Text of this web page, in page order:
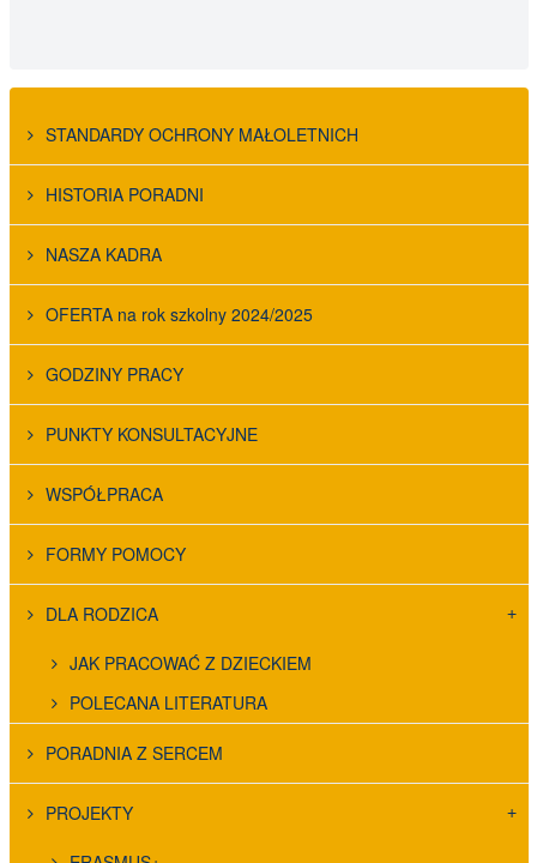
STANDARDY OCHRONY MAŁOLETNICH
HISTORIA PORADNI
NASZA KADRA
OFERTA na rok szkolny 2024/2025
GODZINY PRACY
PUNKTY KONSULTACYJNE
WSPÓŁPRACA
FORMY POMOCY
DLA RODZICA
JAK PRACOWAĆ Z DZIECKIEM
POLECANA LITERATURA
PORADNIA Z SERCEM
PROJEKTY